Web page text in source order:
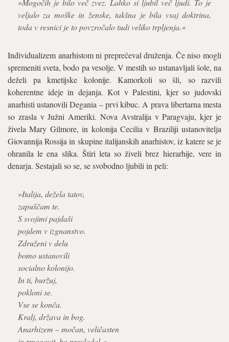
»Mogočih je bilo več zvez. Lahko si ljubil več ljudi. To je
veljalo za moške in ženske, takšna je bila vsaj doktrina,
toda v resnici je to povzročalo tudi veliko trpljenja.«
Individualizem anarhistom ni preprečeval druženja. Če niso mogli
spremeniti sveta, bodo pa vesolje. V mestih so ustanavljali šole, na
deželi pa kmetijske kolonije. Kamorkoli so šli, so razvili
koherentne ideje in dejanja. Kot v Palestini, kjer so judovski
anarhisti ustanovili Degania – prvi kibuc. A prava libertarna mesta
so zrasla v Južni Ameriki. Nova Avstralija v Paragvaju, kjer je
živela Mary Gilmore, in kolonija Cecilia v Braziliji ustanovitelja
Giovannija Rossija in skupine italijanskih anarhistov, iz katere se je
ohranila le ena slika. Štiri leta so živeli brez hierarhije, vere in
denarja. Sestajali so se, se svobodno ljubili in peli:
»Italija, dežela tatov,
zapuščam te.
S svojimi pajdaši
pojdem v izgnanstvo.
Združeni v delu
bomo ustanovili
socialno kolonijo.
In ti, buržuj,
pokloni se.
Vse se konča.
Kralj, država in bog.
Anarhizem – močan, veličasten